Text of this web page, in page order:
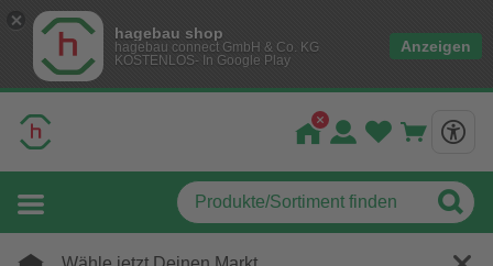
hagebau shop
hagebau connect GmbH & Co. KG
KOSTENLOS- In Google Play
Anzeigen